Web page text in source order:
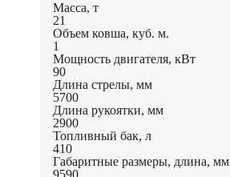
Масса, т
21
Объем ковша, куб. м.
1
Мощность двигателя, кВт
90
Длина стрелы, мм
5700
Длина рукоятки, мм
2900
Топливный бак, л
410
Габаритные размеры, длина, мм
9590